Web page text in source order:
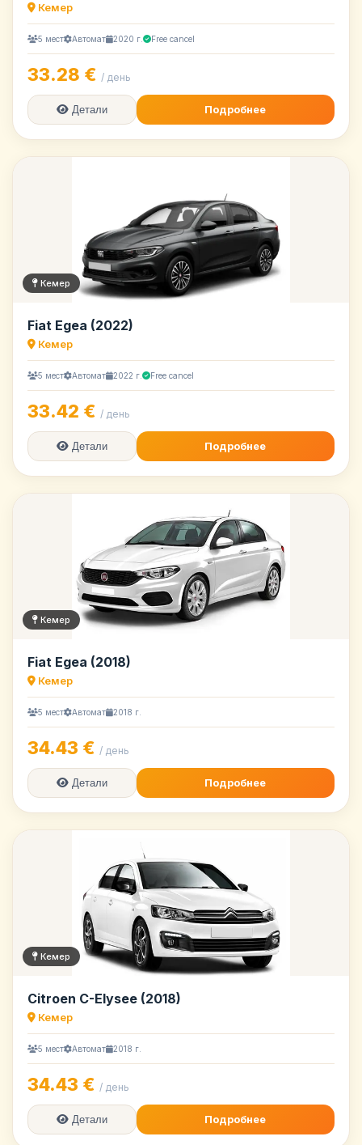
Кемер
5 мест Автомат 2020 г. Free cancel
33.28 € / день
Детали Подробнее
Кемер
Fiat Egea (2022)
Кемер
5 мест Автомат 2022 г. Free cancel
33.42 € / день
Детали Подробнее
Кемер
Fiat Egea (2018)
Кемер
5 мест Автомат 2018 г.
34.43 € / день
Детали Подробнее
Кемер
Citroen C-Elysee (2018)
Кемер
5 мест Автомат 2018 г.
34.43 € / день
Детали Подробнее